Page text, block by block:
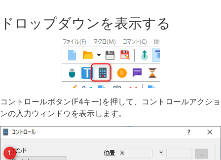
ドロップダウンを表示する
コントロールボタン(F4キー)を押して、コントロールアクショ
ンの入力ウィンドウを表示します。